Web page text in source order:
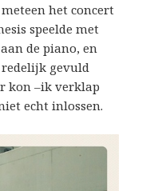
het concert
speelde met
de piano, en
gevuld
kon –ik verklap
echt inlossen.